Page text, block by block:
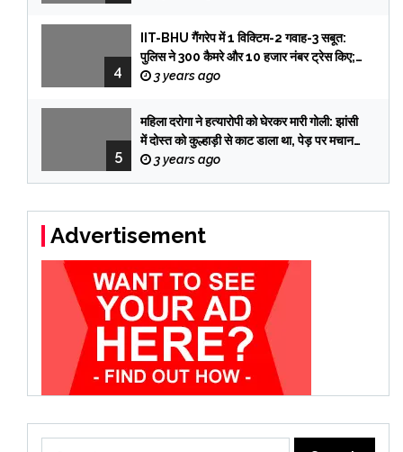
4
IIT-BHU गैंगरेप में 1 विक्टिम-2 गवाह-3 सबूत:
पुलिस ने 300 कैमरे और 10 हजार नंबर ट्रेस किए;
तब पकड़े गए तीनों आरोपी
3 years ago
5
महिला दरोगा ने हत्यारोपी को घेरकर मारी गोली: झांसी
में दोस्त को कुल्हाड़ी से काट डाला था, पेड़ पर मचान
बनाकर 12 दिन छुपा रहा
3 years ago
Advertisement